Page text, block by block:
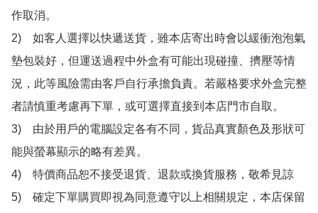
作取消。
2)　如客人選擇以快遞送貨，雖本店寄出時會以緩衝泡泡氣
墊包裝好，但運送過程中外盒有可能出現碰撞、擠壓等情
況，此等風險需由客戶自行承擔負責。若嚴格要求外盒完整
者請慎重考慮再下單，或可選擇直接到本店門市自取。
3)　由於用戶的電腦設定各有不同，貨品真實顏色及形狀可
能與螢幕顯示的略有差異。
4)　特價商品恕不接受退貨、退款或換貨服務，敬希見諒
5)　確定下單購買即視為同意遵守以上相關規定，本店保留